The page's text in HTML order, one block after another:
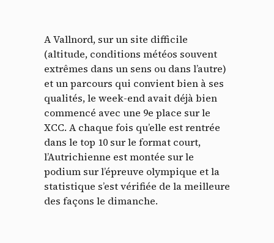
A Vallnord, sur un site difficile
(altitude, conditions météos souvent
extrêmes dans un sens ou dans l’autre)
et un parcours qui convient bien à ses
qualités, le week-end avait déjà bien
commencé avec une 9e place sur le
XCC. A chaque fois qu’elle est rentrée
dans le top 10 sur le format court,
l’Autrichienne est montée sur le
podium sur l’épreuve olympique et la
statistique s’est vérifiée de la meilleure
des façons le dimanche.